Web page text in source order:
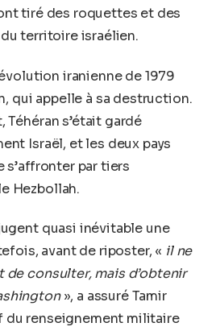
tiré des roquettes et des
territoire israélien.
iranienne de 1979
qui appelle à sa destruction.
Téhéran s’était gardé
Israël, et les deux pays
s’affronter par tiers
Hezbollah.
quasi inévitable une
avant de riposter, « il ne
de consulter, mais d’obtenir
», a assuré Tamir
du renseignement militaire